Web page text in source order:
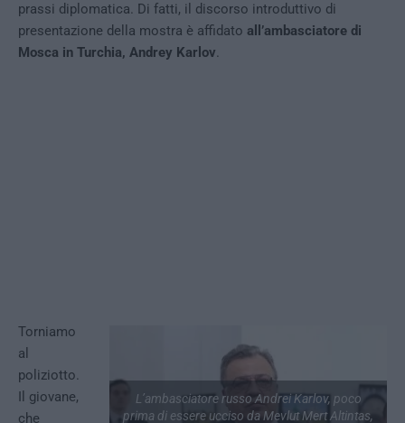
prassi diplomatica. Di fatti, il discorso introduttivo di
presentazione della mostra è affidato all’ambasciatore di
Mosca in Turchia, Andrey Karlov.
L’ambasciatore russo Andrei Karlov, poco
prima di essere ucciso da Mevlut Mert Altintas,
Torniamo
al
poliziotto.
Il giovane,
che